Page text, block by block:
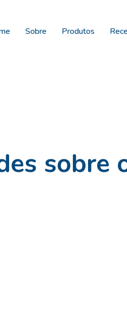
Sobre Produtos
sobre